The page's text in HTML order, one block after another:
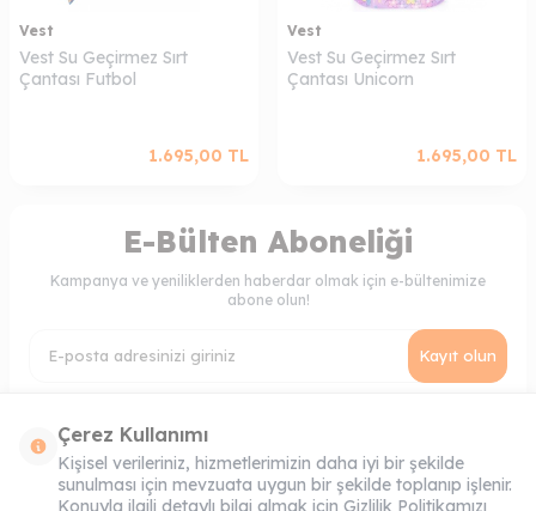
Vest
Vest Su Geçirmez Sırt
Çantası Futbol
1.695,00 TL
Vest
Vest Su Geçirmez Sırt
Çantası Unicorn
1.695,00 TL
E-Bülten Aboneliği
Kampanya ve yeniliklerden haberdar olmak için e-bültenimize
abone olun!
Kayıt olun
MÜŞTERI HIZMETLERI
Çerez Kullanımı
Kişisel verileriniz, hizmetlerimizin daha iyi bir şekilde
sunulması için mevzuata uygun bir şekilde toplanıp işlenir.
Konuyla ilgili detaylı bilgi almak için Gizlilik Politikamızı